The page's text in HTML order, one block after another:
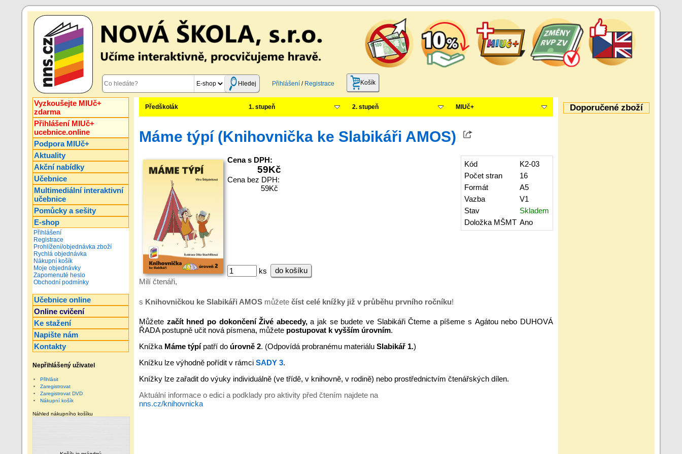
Hledej Přihlášení/ Registrace Košík
Vyzkoušejte MIUč+
zdarma
Přihlášení MIUč+
ucebnice.online
Podpora MIUč+
Aktuality
Akční nabídky
Učebnice
Multimediální interaktivní
učebnice
Pomůcky a sešity
E-shop
Přihlášení
Registrace
Prohlížení/objednávka zboží
Rychlá objednávka
Nákupní košík
Moje objednávky
Zapomenuté heslo
Obchodní podmínky
Učebnice online
Online cvičení
Ke stažení
Napište nám
Kontakty
Nepřihlášený uživatel
Přihlásit
Zaregistrovat
Zaregistrovat DVD
Nákupní košík
Náhled nákupního košíku
Předškolák 1. stupeň 2. stupeň MIUč+
Máme týpí (Knihovnička ke Slabikáři AMOS)
Cena s DPH:
59Kč
Cena bez DPH:
59Kč
ks do košíku
Kód
K2-03
Počet stran
16
Formát
A5
Vazba
V1
Stav
Skladem
Doložka MŠMT Ano
Milí čtenáři,
s Knihovničkou ke Slabikáři AMOS můžete číst celé knížky již v průběhu prvního ročníku!
Můžete začít hned po dokončení Živé abecedy,a jak se budete ve Slabikáři Čteme a píšeme s Agátou nebo DUHOVÁ
ŘADA postupně učit nová písmena, můžete postupovat k vyšším úrovním.
Knížka Máme týpí patří do úrovně 2. (Odpovídá probranému materiálu Slabikář 1.)
Knížku lze výhodně pořídit v rámci SADY 3.
Knížky lze zařadit do výuky individuálně (ve třídě, v knihovně, v rodině) nebo prostřednictvím čtenářských dílen.
Aktuální informace o edici a podklady pro aktivity před čtením najdete na
nns.cz/knihovnicka
Doporučené zboží